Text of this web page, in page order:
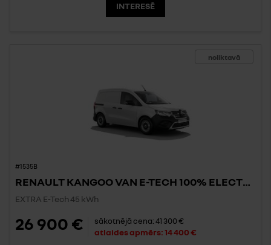
INTERESĒ
noliktavā
#1535B
RENAULT KANGOO VAN E-TECH 100% ELECTRIC
EXTRA E-Tech 45 kWh
26 900 € sākotnējā cena:41 300 €
atlaides apmērs: 14 400 €